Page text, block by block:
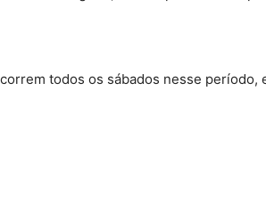
todos os sábados nesse período,